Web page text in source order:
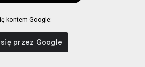
kontem Google: